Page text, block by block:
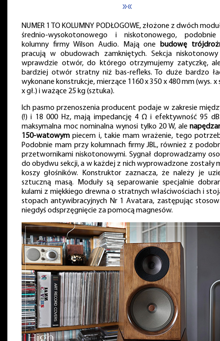
»«
NUMER 1 TO KOLUMNY PODŁOGOWE, złożone z dwóch
średnio-wysokotonowego i niskotonowego,
kolumny firmy Wilson Audio. Mają one
budowę
pracują w obudowach zamkniętych. Sekcja
wprawdzie otwór, do którego otrzymujemy zatyczkę,
bardziej otwór stratny niż bas-refleks. To duże bardzo
wykonane konstrukcje, mierzące 1160 x 350 x 480 mm (wys. x
x gł.) i ważące 25 kg (sztuka).
Ich pasmo przenoszenia producent podaje w zakresie
(!) i 18 000 Hz, mają impedancję 4 Ω i efektywność 95
maksymalna moc nominalna wynosi tylko 20 W, ale
150-watowym piecem i, takie mam wrażenie, tego
Podobnie mam przy kolumnach firmy JBL, również z
przetwornikami niskotonowymi. Sygnał doprowadzamy
do obydwu sekcji, a w każdej z nich wyprowadzone zostały
koszy głośników. Konstruktor zaznacza, że należy je
sztuczną masą. Moduły są separowanie specjalnie
kulami z miękkiego drewna o stratnych właściwościach i
stopach antywibracyjnych Nr 1 Avatara, zastępując
niegdyś odsprzęgnięcie za pomocą magnesów.